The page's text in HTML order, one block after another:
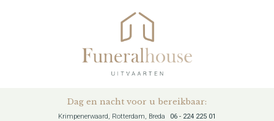
Dag en nacht voor u bereikbaar:
Krimpenerwaard, Rotterdam, Breda 06 - 224 225 01